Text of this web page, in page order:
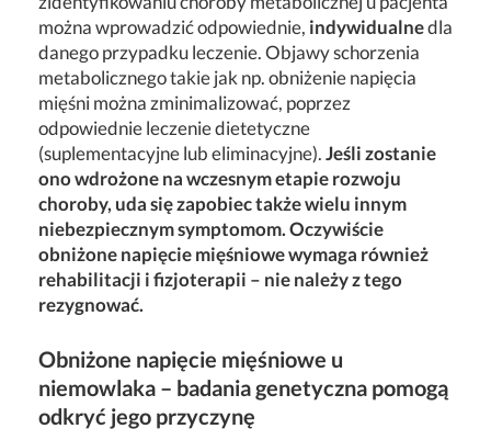
można wprowadzić odpowiednie, indywidualnedla
danego przypadku leczenie. Objawy schorzenia
metabolicznego takie jak np. obniżenie napięcia
mięśni można zminimalizować, poprzez
odpowiednie leczenie dietetyczne
(suplementacyjne lub eliminacyjne).Jeśli zostanie
ono wdrożone na wczesnym etapie rozwoju
choroby, uda się zapobiec także wielu innym
niebezpiecznym symptomom. Oczywiście
obniżone napięcie mięśniowe wymaga również
rehabilitacji i fizjoterapii – nie należy z tego
rezygnować.
Obniżone napięcie mięśniowe u
niemowlaka – badania genetyczna pomogą
odkryć jego przyczynę